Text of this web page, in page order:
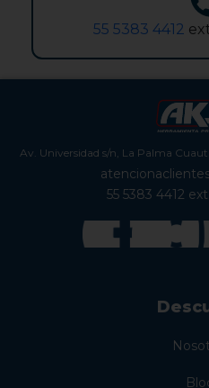
55 5383 4412
Av. Universidad s/n, La Palma
55 5383 4412